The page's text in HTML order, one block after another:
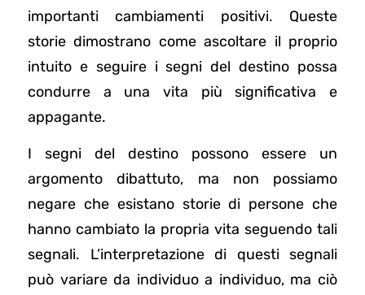
importanti cambiamenti positivi. Queste
storie dimostrano come ascoltare il proprio
intuito e seguire i segni del destino possa
condurre a una vita più significativa e
appagante.
I segni del destino possono essere un
argomento dibattuto, ma non possiamo
negare che esistano storie di persone che
hanno cambiato la propria vita seguendo tali
segnali. L’interpretazione di questi segnali
può variare da individuo a individuo, ma ciò